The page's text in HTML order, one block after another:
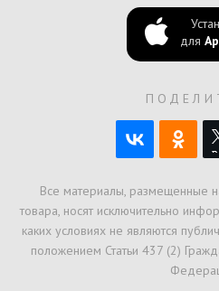
для
Все материалы, размещенные
товара, носят исключительно
каких условиях не являются
положением Статьи 437 (2)